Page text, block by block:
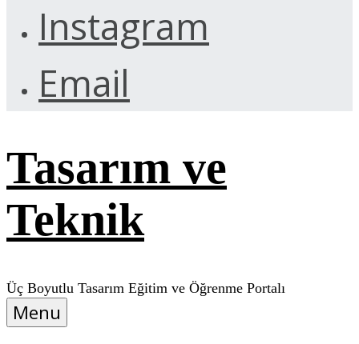
Instagram
Email
Tasarım ve
Teknik
Üç Boyutlu Tasarım Eğitim ve Öğrenme Portalı
Menu